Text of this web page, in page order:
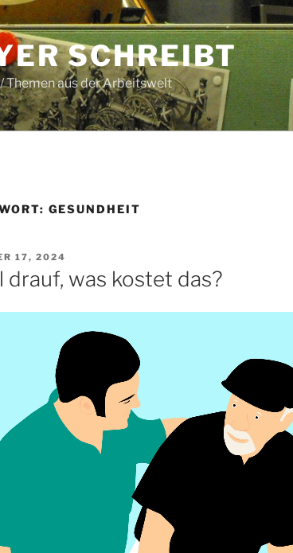
SCHREIBT
Themen aus der Arbeitswelt
GESUNDHEIT
17, 2024
drauf, was kostet das?